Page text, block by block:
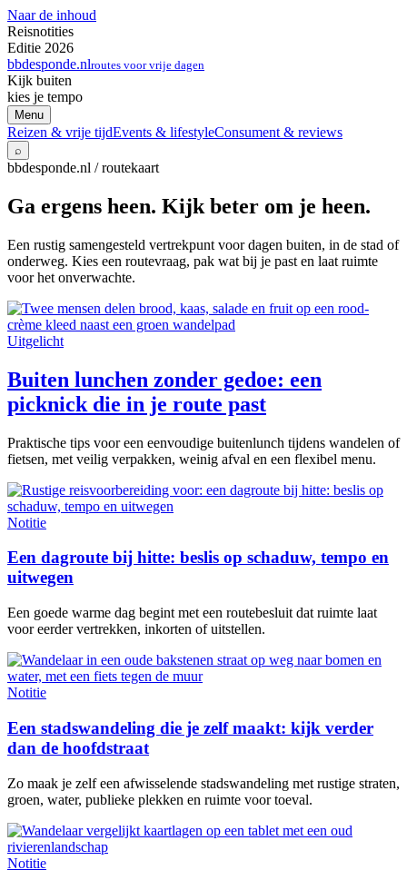
Naar de inhoud
Reisnotities
Editie 2026
bbdesponde.nlroutes voor vrije dagen
Kijk buiten
kies je tempo
Menu
Reizen & vrije tijdEvents & lifestyleConsument & reviews
⌕
bbdesponde.nl / routekaart
Ga ergens heen. Kijk beter om je heen.
Een rustig samengesteld vertrekpunt voor dagen buiten, in de stad of
onderweg. Kies een routevraag, pak wat bij je past en laat ruimte
voor het onverwachte.
Uitgelicht
Buiten lunchen zonder gedoe: een
picknick die in je route past
Praktische tips voor een eenvoudige buitenlunch tijdens wandelen of
fietsen, met veilig verpakken, weinig afval en een flexibel menu.
Notitie
Een dagroute bij hitte: beslis op schaduw, tempo en
uitwegen
Een goede warme dag begint met een routebesluit dat ruimte laat
voor eerder vertrekken, inkorten of uitstellen.
Notitie
Een stadswandeling die je zelf maakt: kijk verder
dan de hoofdstraat
Zo maak je zelf een afwisselende stadswandeling met rustige straten,
groen, water, publieke plekken en ruimte voor toeval.
Notitie